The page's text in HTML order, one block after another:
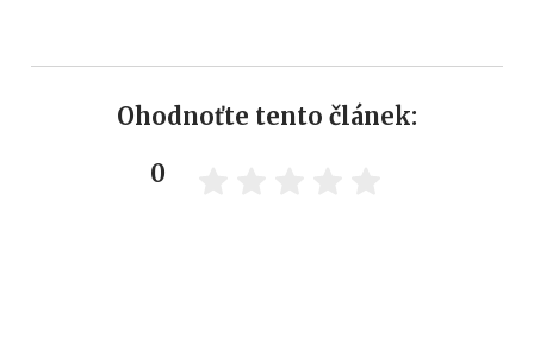
Ohodnoťte tento článek:
0